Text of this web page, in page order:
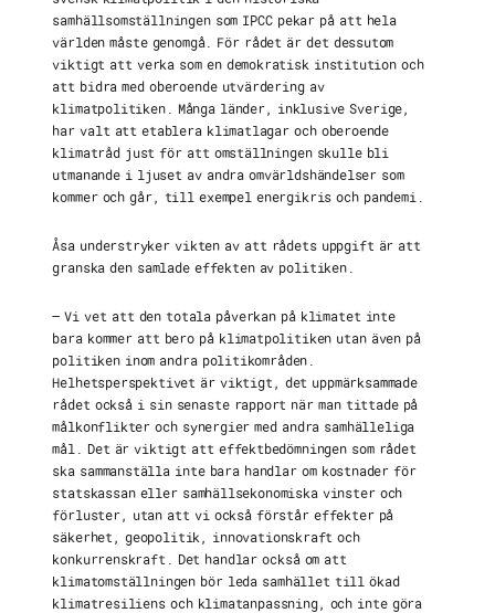
samhällsomställningen som IPCC pekar på att hela
världen måste genomgå. För rådet är det dessutom
viktigt att verka som en demokratisk institution och
att bidra med oberoende utvärdering av
klimatpolitiken. Många länder, inklusive Sverige,
har valt att etablera klimatlagar och oberoende
klimatråd just för att omställningen skulle bli
utmanande i ljuset av andra omvärldshändelser som
kommer och går, till exempel energikris och pandemi.
Åsa understryker vikten av att rådets uppgift är att
granska den samlade effekten av politiken.
– Vi vet att den totala påverkan på klimatet inte
bara kommer att bero på klimatpolitiken utan även på
politiken inom andra politikområden.
Helhetsperspektivet är viktigt, det uppmärksammade
rådet också i sin senaste rapport när man tittade på
målkonflikter och synergier med andra samhälleliga
mål. Det är viktigt att effektbedömningen som rådet
ska sammanställa inte bara handlar om kostnader för
statskassan eller samhällsekonomiska vinster och
förluster, utan att vi också förstår effekter på
säkerhet, geopolitik, innovationskraft och
konkurrenskraft. Det handlar också om att
klimatomställningen bör leda samhället till ökad
klimatresiliens och klimatanpassning, och inte göra